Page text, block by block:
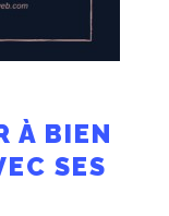
À BIEN
SES